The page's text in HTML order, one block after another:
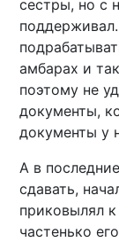
сестры, но с
амбарах и
поэтому не
документы,
документы у
А в
сдавать,
приковылял
частенько